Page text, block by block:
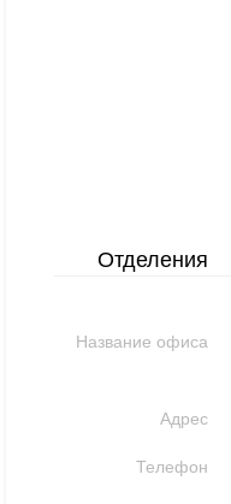
Отделения
Название офиса
Адрес
Телефон